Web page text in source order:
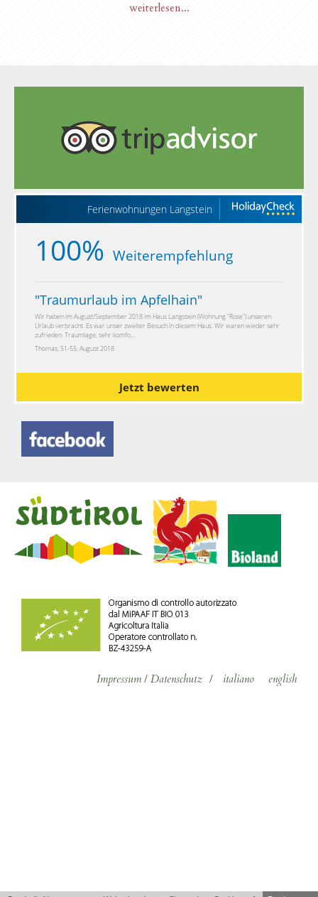
weiterlesen...
Ferienwohnungen Langstein
100% Weiterempfehlung
"Traumurlaub im Apfelhain"
Wir haben im August/September 2018 im Haus Langstein (Wohnung "Rose") unseren
Urlaub verbracht. Es war unser zweiter Besuch in diesem Haus. Wir waren wieder sehr
zufrieden. Traumlage, sehr komfo...
Thomas, 51-55, August 2018
Jetzt bewerten
Impressum / Datenschutz / italiano english